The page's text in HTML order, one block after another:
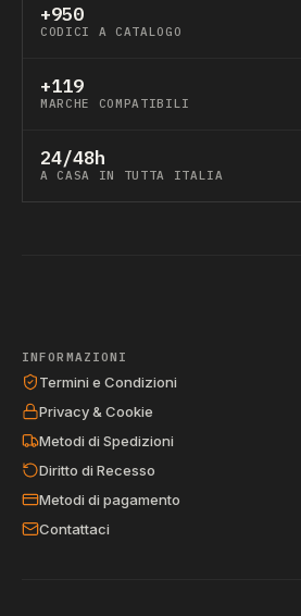
+950
CODICI A CATALOGO
+119
MARCHE COMPATIBILI
24/48h
A CASA IN TUTTA ITALIA
INFORMAZIONI
Termini e Condizioni
Privacy & Cookie
Metodi di Spedizioni
Diritto di Recesso
Metodi di pagamento
Contattaci